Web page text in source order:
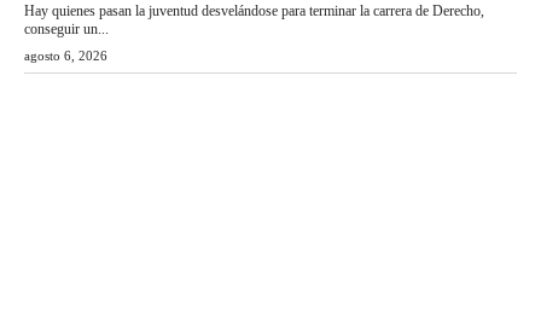
Hay quienes pasan la juventud desvelándose para terminar la carrera de Derecho,
conseguir un...
agosto 6, 2026